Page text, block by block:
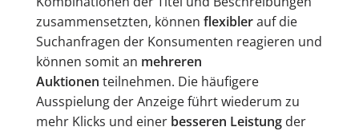
zusammensetzten, können flexiblerauf die
Suchanfragen der Konsumenten reagieren und
können somit an mehreren
Auktionen teilnehmen. Die häufigere
Ausspielung der Anzeige führt wiederum zu
mehr Klicks und einer besseren Leistungder